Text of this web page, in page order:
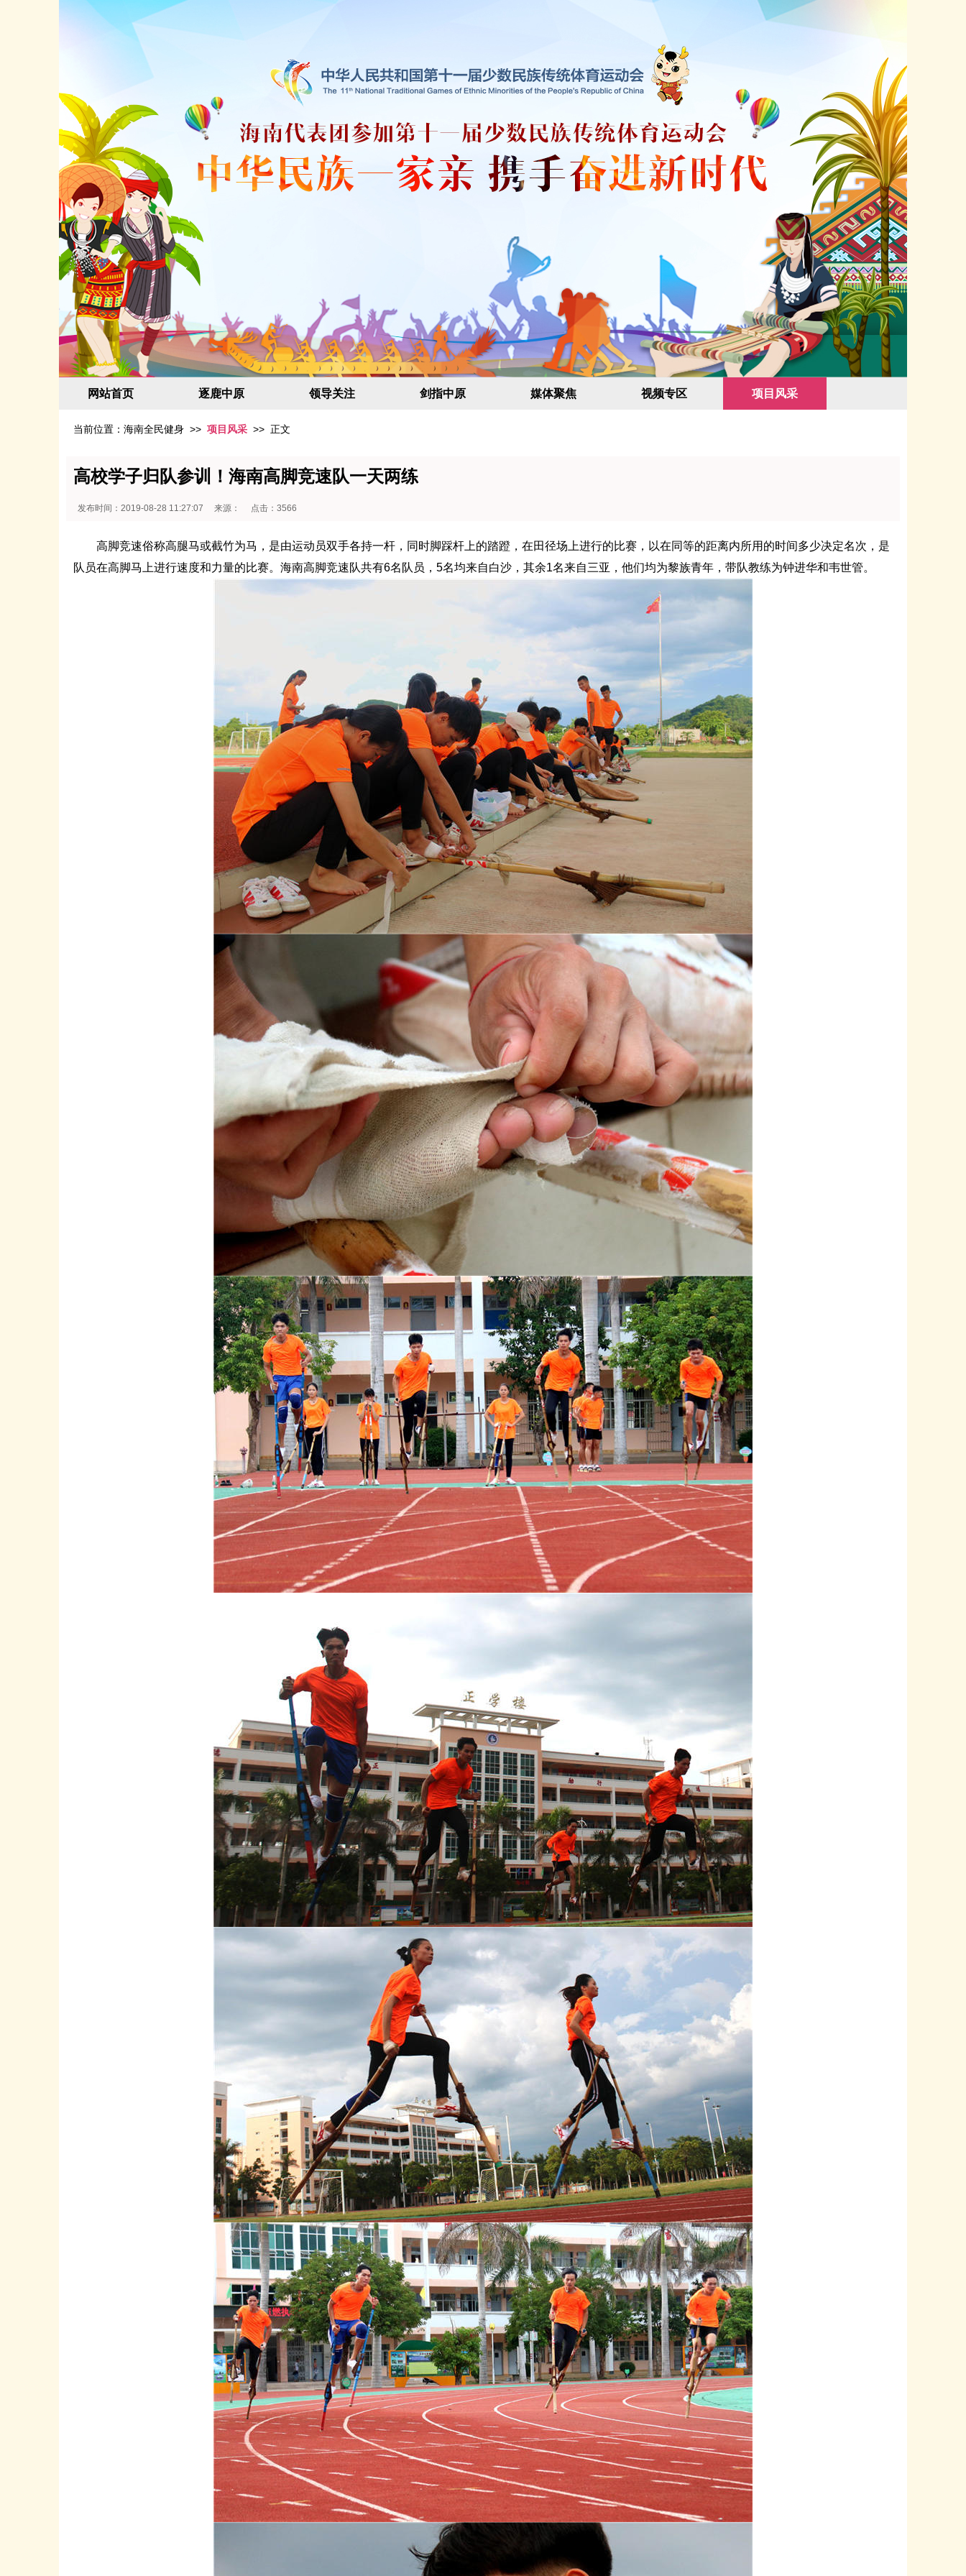
网站首页 逐鹿中原 领导关注 剑指中原 媒体聚焦 视频专区 项目风采
当前位置： 海南全民健身 >> 项目风采 >> 正文
高校学子归队参训！海南高脚竞速队一天两练
发布时间：2019-08-28 11:27:07 来源： 点击：3566
高脚竞速俗称高腿马或截竹为马，是由运动员双手各持一杆，同时脚踩杆上的踏蹬，在田径场上进行的比赛，以在同等的距离内所用的时间多少决定名次，是
队员在高脚马上进行速度和力量的比赛。海南高脚竞速队共有6名队员，5名均来自白沙，其余1名来自三亚，他们均为黎族青年，带队教练为钟进华和韦世管。